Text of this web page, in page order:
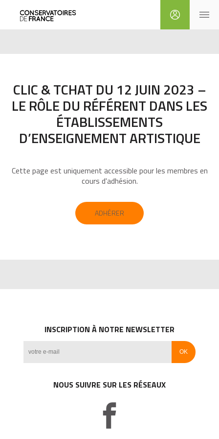
CLIC & TCHAT DU 12 JUIN 2023 –
LE RÔLE DU RÉFÉRENT DANS LES
ÉTABLISSEMENTS
D’ENSEIGNEMENT ARTISTIQUE
Cette page est uniquement accessible pour les membres en
cours d'adhésion.
ADHÉRER
INSCRIPTION À NOTRE NEWSLETTER
NOUS SUIVRE SUR LES RÉSEAUX